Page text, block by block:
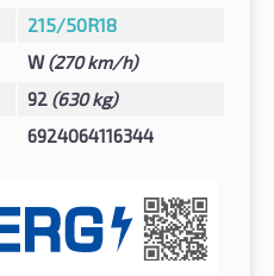
215/50R18
W(270 km/h)
92 (630 kg)
6924064116344